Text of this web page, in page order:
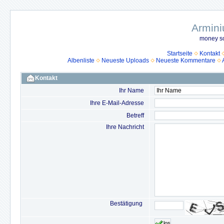
money
Startseite
Kontakt
Albenliste
Neueste Uploads Neueste Kommentare
Kontakt
Ihr Name
Ihre E-Mail-Adresse
Betreff
Ihre Nachricht
Bestätigung